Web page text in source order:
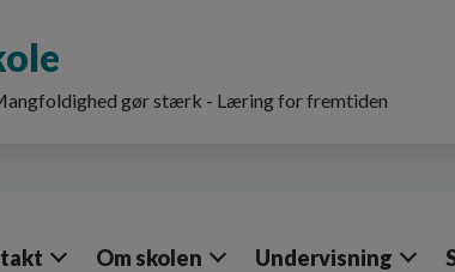
gør stærk - Læring for fremtiden
Om skolen Undervisning